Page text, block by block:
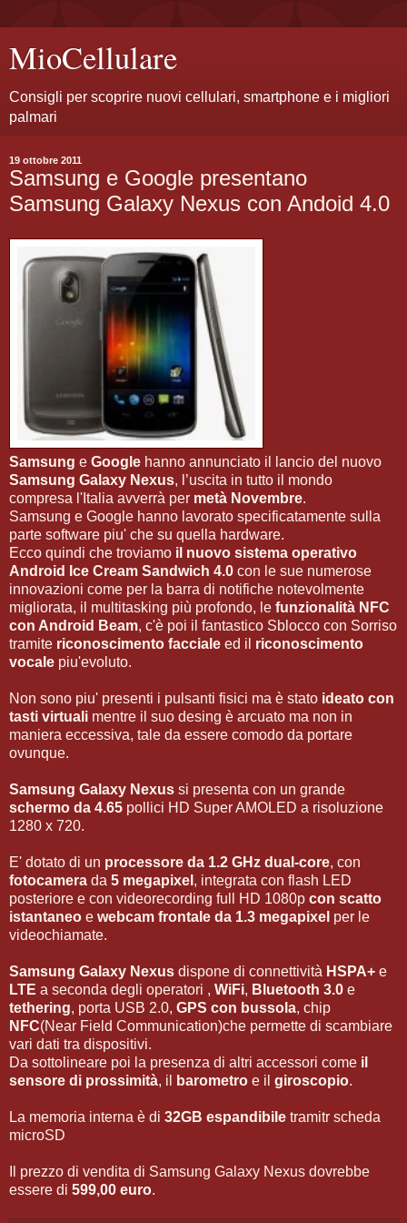
MioCellulare
Consigli per scoprire nuovi cellulari, smartphone e i migliori
palmari
19 ottobre 2011
Samsung e Google presentano
Samsung Galaxy Nexus con Andoid 4.0
Samsung e Google hanno annunciato il lancio del nuovo
Samsung Galaxy Nexus, l’uscita in tutto il mondo
compresa l'Italia avverrà per metà Novembre.
Samsung e Google hanno lavorato specificatamente sulla
parte software piu' che su quella hardware.
Ecco quindi che troviamo il nuovo sistema operativo
Android Ice Cream Sandwich 4.0 con le sue numerose
innovazioni come per la barra di notifiche notevolmente
migliorata, il multitasking più profondo, le funzionalità NFC
con Android Beam, c'è poi il fantastico Sblocco con Sorriso
tramite riconoscimento facciale ed il riconoscimento
vocale piu'evoluto.
Non sono piu' presenti i pulsanti fisici ma è stato ideato con
tasti virtuali mentre il suo desing è arcuato ma non in
maniera eccessiva, tale da essere comodo da portare
ovunque.
Samsung Galaxy Nexus si presenta con un grande
schermo da 4.65 pollici HD Super AMOLED a risoluzione
1280 x 720.
E' dotato di un processore da 1.2 GHz dual-core, con
fotocamera da 5 megapixel , integrata con flash LED
posteriore e con videorecording full HD 1080p con scatto
istantaneo e webcam frontale da 1.3 megapixel per le
videochiamate.
Samsung Galaxy Nexus dispone di connettività HSPA+ e
LTE a seconda degli operatori , WiFi, Bluetooth 3.0 e
tethering, porta USB 2.0, GPS con bussola, chip
NFC(Near Field Communication)che permette di scambiare
vari dati tra dispositivi.
Da sottolineare poi la presenza di altri accessori come il
sensore di prossimità, il barometro e il giroscopio.
La memoria interna è di 32GB espandibile tramitr scheda
microSD
Il prezzo di vendita di Samsung Galaxy Nexus dovrebbe
essere di 599,00 euro.